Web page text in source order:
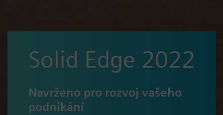
Solid Edge 2022
Navrženo pro rozvoj vašeho
podnikání